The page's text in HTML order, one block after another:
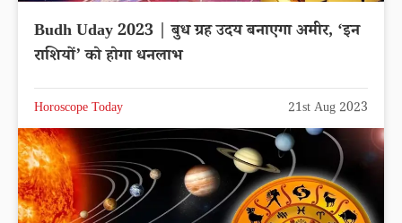
Budh Uday 2023 | बुध ग्रह उदय बनाएगा अमीर, ‘इन
राशियों’ को होगा धनलाभ
Horoscope Today 21st Aug 2023